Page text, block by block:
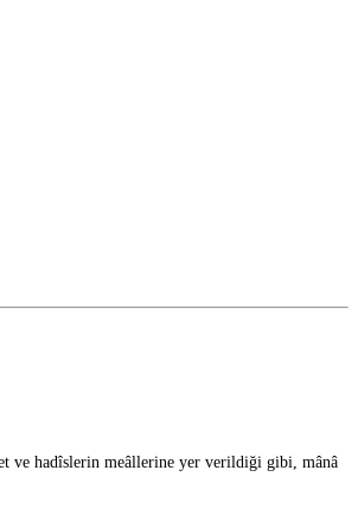
ve hadîslerin meâllerine yer verildiği gibi, mânâ